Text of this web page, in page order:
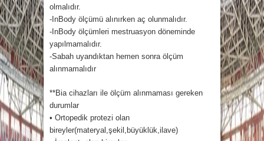
olmalıdır.
-InBody ölçümü alınırken aç olunmalıdır.
-InBody ölçümleri mestruasyon döneminde
yapılmamalıdır.
-Sabah uyandıktan hemen sonra ölçüm
alınmamalıdır
**Bia cihazları ile ölçüm alınmaması gereken
durumlar
• Ortopedik protezi olan
bireyler(materyal,şekil,büyüklük,ilave)